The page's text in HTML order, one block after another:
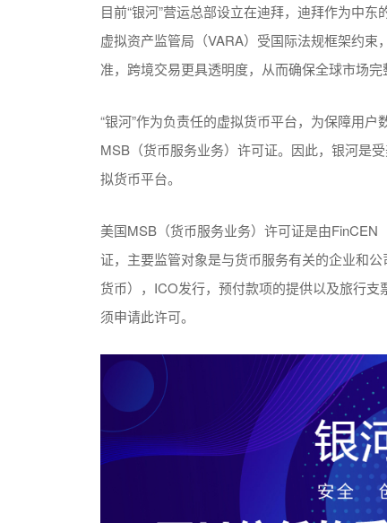
目前“银河”营运总部设立在迪拜，迪拜作为中
虚拟资产监管局（VARA）受国际法规框架约
准，跨境交易更具透明度，从而确保全球市场完
“银河”作为负责任的虚拟货币平台，为保障用
MSB（货币服务业务）许可证。因此，银河是
拟货币平台。
美国MSB（货币服务业务）许可证是由
证，主要监管对象是与货币服务有关的企业和
货币），ICO发行，预付款项的提供以及旅行
须申请此许可。